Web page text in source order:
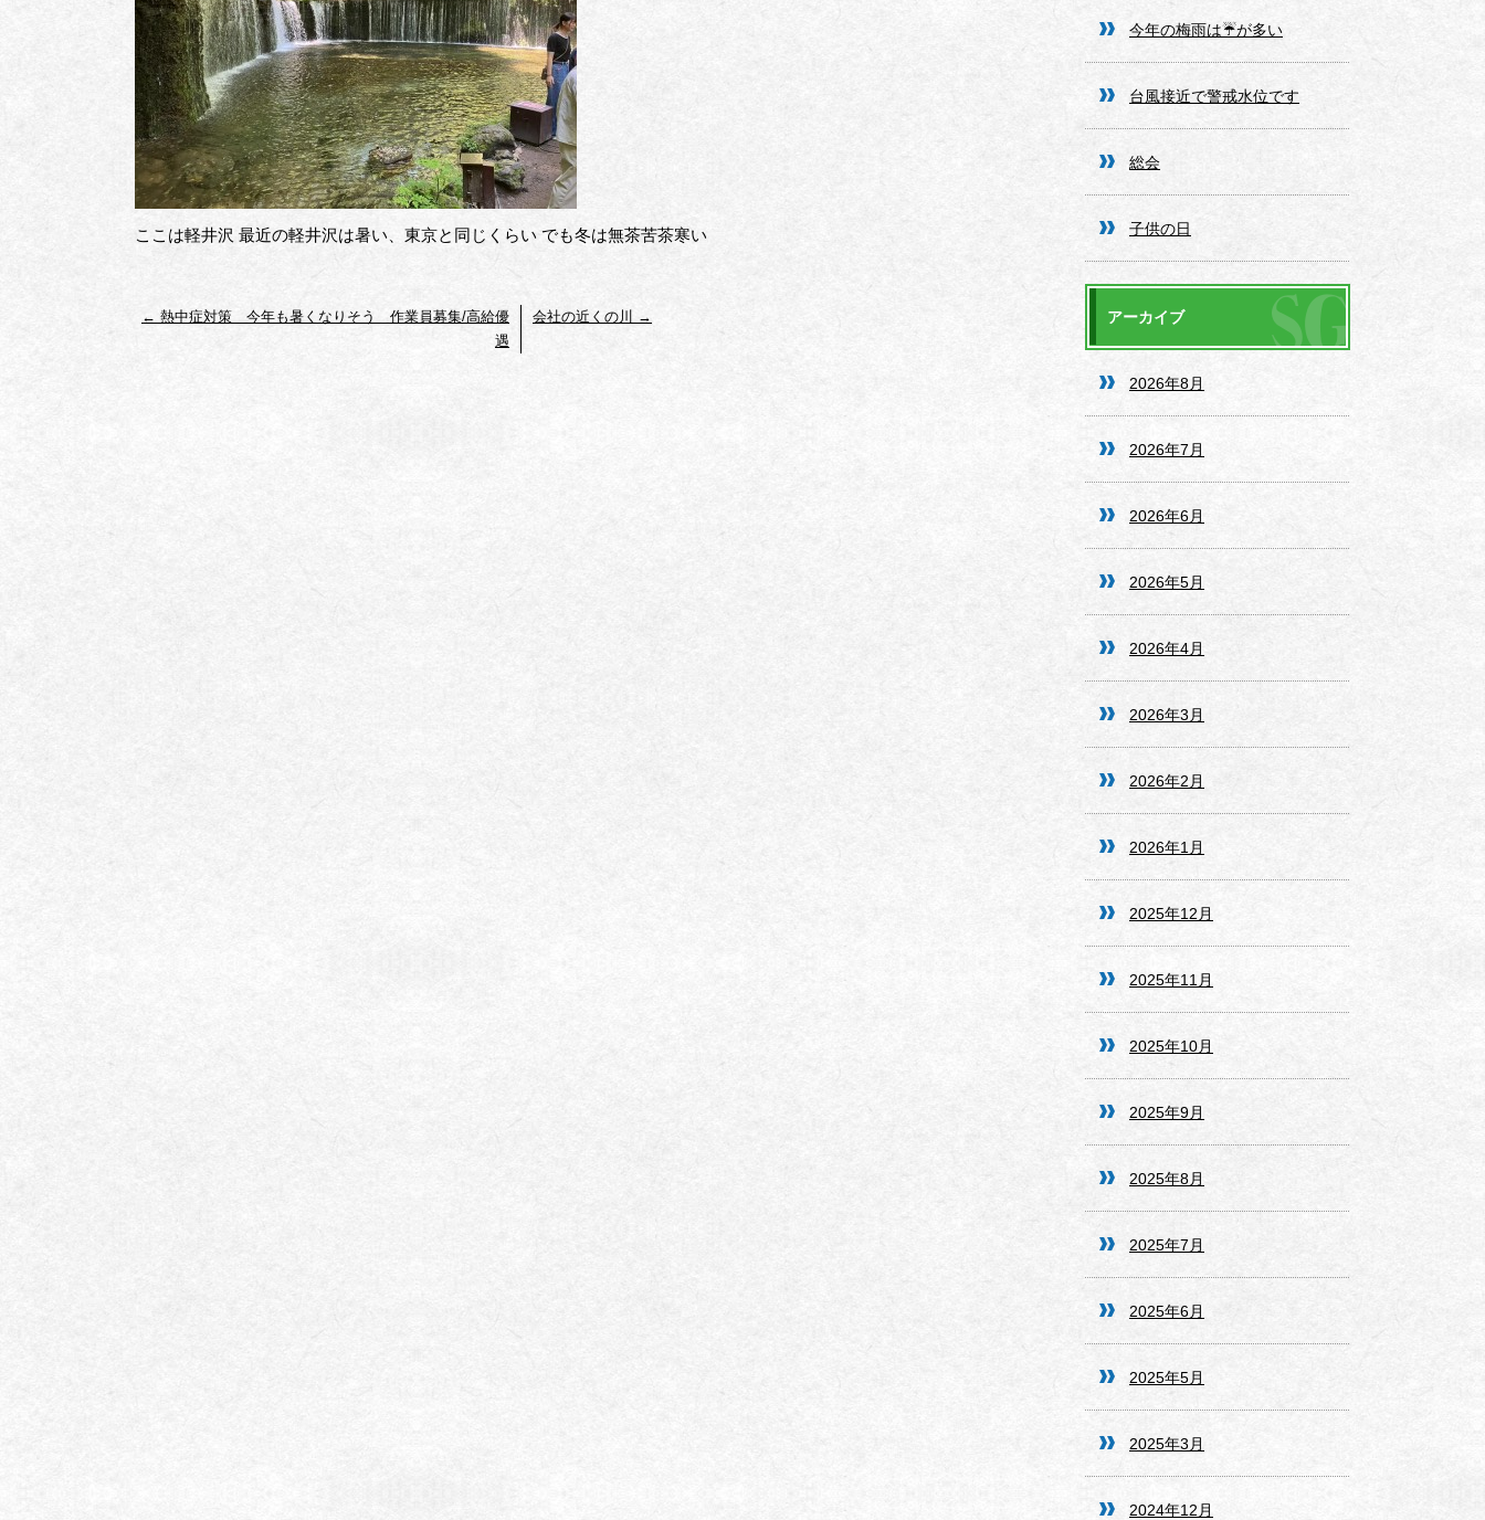
ここは軽井沢 最近の軽井沢は暑い、東京と同じくらい でも冬は無茶苦茶寒い
← 熱中症対策 今年も暑くなりそう 作業員募集/高給優
遇
会社の近くの川 →
今年の梅雨は☔️が多い
台風接近で警戒水位です
総会
子供の日
アーカイブ
2026年8月
2026年7月
2026年6月
2026年5月
2026年4月
2026年3月
2026年2月
2026年1月
2025年12月
2025年11月
2025年10月
2025年9月
2025年8月
2025年7月
2025年6月
2025年5月
2025年3月
2024年12月